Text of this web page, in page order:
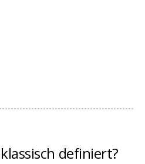
definiert?